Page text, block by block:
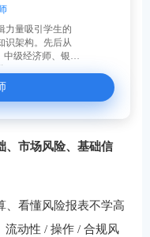
力量吸引学生的
识架构。先后从
中级经济师、银行
、市场风险、基础信
、看懂风险报表不学高
流动性 / 操作 / 合规风